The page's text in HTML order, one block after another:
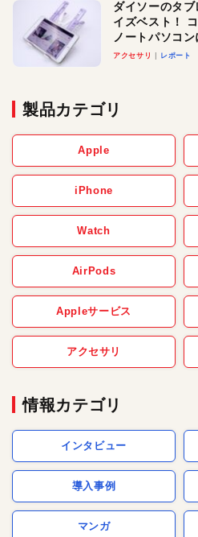
ダイソーのタ
イズベスト！
ノートパソコ
べる楽しさも
アクセサリ レポート
製品カテゴリ
Apple
iPhone
Watch
AirPods
Appleサービス
アクセサリ
情報カテゴリ
インタビュー
導入事例
マンガ